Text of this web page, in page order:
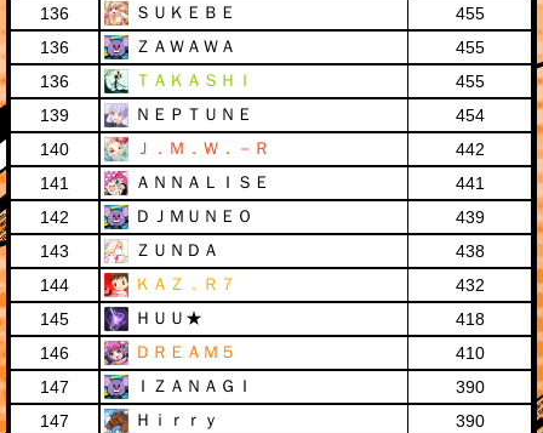
136
ＳＵＫＥＢＥ
455
136
ＺＡＷＡＷＡ
455
136
ＴＡＫＡＳＨＩ
455
139
ＮＥＰＴＵＮＥ
454
140
Ｊ．Ｍ．Ｗ．－Ｒ
442
141
ＡＮＮＡＬＩＳＥ
441
142
ＤＪＭＵＮＥＯ
439
143
ＺＵＮＤＡ
438
144
ＫＡＺ．Ｒ７
432
145
ＨＵＵ★
418
146
ＤＲＥＡＭ５
410
147
ＩＺＡＮＡＧＩ
390
147
Ｈｉｒｒｙ
390